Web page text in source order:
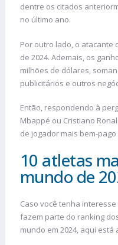
dentre os citados
no último ano.
Por outro lado, o atacante
de 2024. Ademais, os
milhões de dólares,
publicitários e outros
Então, respondendo à
Mbappé ou Cristiano
de jogador mais bem-
10 atletas
mundo de
Caso você tenha
fazem parte do ranking
mundo em 2024, aqui está